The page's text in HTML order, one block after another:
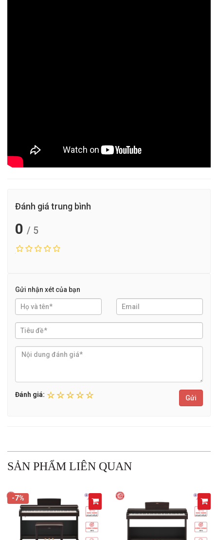
Đánh giá trung bình
0 / 5
Gửi nhận xét của bạn
Đánh giá: Gửi
SẢN PHẨM LIÊN QUAN
-7%